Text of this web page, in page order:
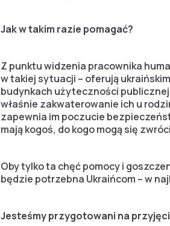
Jak w takim razie pomagać?
Z punktu widzenia pracownika
w takiej sytuacji – oferują
budynkach użyteczności
właśnie zakwaterowanie ich u
zapewnia im poczucie
mają kogoś, do kogo mogą się
Oby tylko ta chęć pomocy i
będzie potrzebna Ukraińcom – w
Jesteśmy przygotowani na